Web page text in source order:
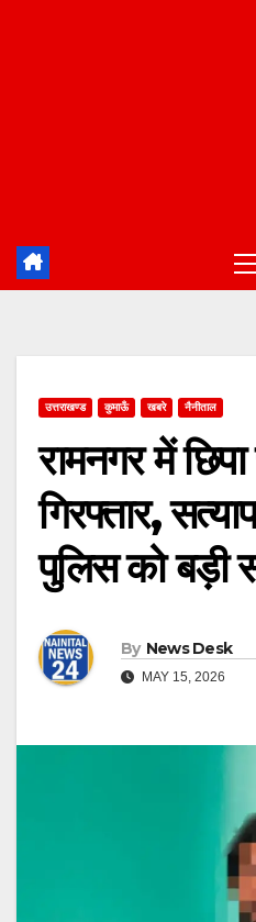
उत्तराखण्ड कुमाऊँ खबरे नैनीताल
रामनगर में
गिरफ्तार,
पुलिस को बड़ी
By News Desk
MAY 15, 2026